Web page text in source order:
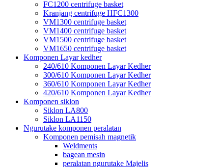
FC1200 centrifuge basket
Kranjang centrifuge HFC1300
VM1300 centrifuge basket
VM1400 centrifuge basket
VM1500 centrifuge basket
VM1650 centrifuge basket
Komponen Layar kedher
240/610 Komponen Layar Kedher
300/610 Komponen Layar Kedher
360/610 Komponen Layar Kedher
420/610 Komponen Layar Kedher
Komponen siklon
Siklon LA800
Siklon LA1150
Ngurutake komponen peralatan
Komponen pemisah magnetik
Weldments
bagean mesin
peralatan ngurutake Majelis